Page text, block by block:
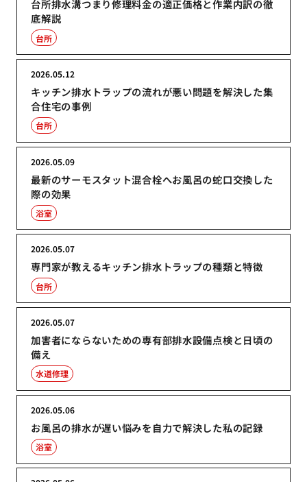
台所排水溝つまり修理料金の適正価格と作業内訳の徹
底解説
台所
キッチン排水トラップの流れが悪い問題を解決した集
合住宅の事例
2026.05.12
台所
最新のサーモスタット混合栓へお風呂の蛇口交換した
際の効果
2026.05.09
浴室
専門家が教えるキッチン排水トラップの種類と特徴
2026.05.07
台所
加害者にならないための専有部排水設備点検と日頃の
備え
2026.05.07
水道修理
お風呂の排水が遅い悩みを自力で解決した私の記録
2026.05.06
浴室